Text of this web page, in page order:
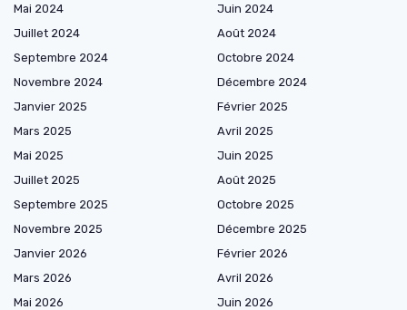
Mai 2024
Juin 2024
Juillet 2024
Août 2024
Septembre 2024
Octobre 2024
Novembre 2024
Décembre 2024
Janvier 2025
Février 2025
Mars 2025
Avril 2025
Mai 2025
Juin 2025
Juillet 2025
Août 2025
Septembre 2025
Octobre 2025
Novembre 2025
Décembre 2025
Janvier 2026
Février 2026
Mars 2026
Avril 2026
Mai 2026
Juin 2026